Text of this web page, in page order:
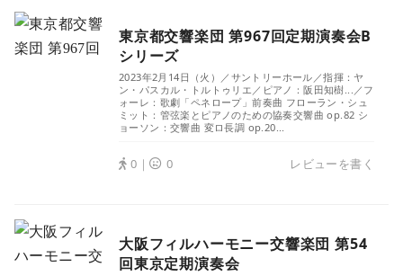
東京都交響楽団 第967回定期演奏会B
シリーズ
2023年2月14日（火）／サントリーホール／指揮：ヤ
ン・パスカル・トルトゥリエ／ピアノ：阪田知樹...／フ
ォーレ：歌劇「ペネロープ」前奏曲 フローラン・シュ
ミット：管弦楽とピアノのための協奏交響曲 op.82 シ
ョーソン：交響曲 変ロ長調 op.20...
0｜ 0 レビューを書く
大阪フィルハーモニー交響楽団 第54
回東京定期演奏会